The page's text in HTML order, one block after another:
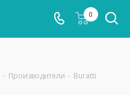
0
- Производители - Buratti